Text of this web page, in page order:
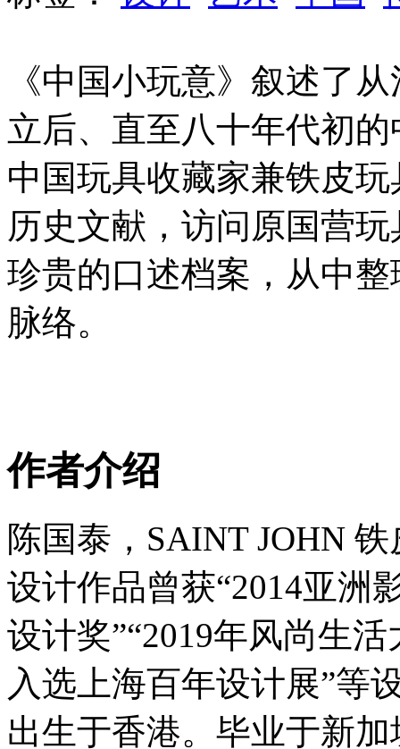
《中国小玩意》叙述了
立后、直至八十年代初
中国玩具收藏家兼铁皮
历史文献，访问原国营
珍贵的口述档案，从中
脉络。
作者介绍
陈国泰，SAINT JOHN
设计作品曾获“2014亚洲
设计奖”“2019年风尚生
入选上海百年设计展”等
出生于香港。毕业于新